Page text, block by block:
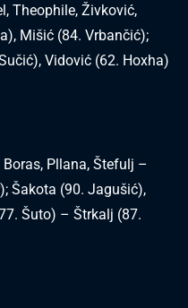
Theophile, Živković,
Mišić (84. Vrbančić);
Vidović (62. Hoxha)
Pllana, Štefulj –
Šakota (90. Jagušić),
Šuto) – Štrkalj (87.